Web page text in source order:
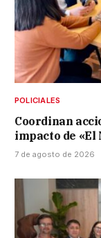
POLICIALES
Coordinan
impacto de «El
7 de agosto de 2026